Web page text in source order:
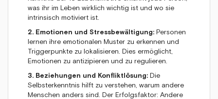
was ihr im Leben wirklich wichtig ist und wo sie
intrinsisch motiviert ist.
2. Emotionen und Stressbewältigung: Personen
lernen ihre emotionalen Muster zu erkennen und
Triggerpunkte zu lokalisieren. Dies ermöglicht,
Emotionen zu antizipieren und zu regulieren.
3. Beziehungen und Konfliktlösung: Die
Selbsterkenntnis hilft zu verstehen, warum andere
Menschen anders sind. Der Erfolgsfaktor: Andere